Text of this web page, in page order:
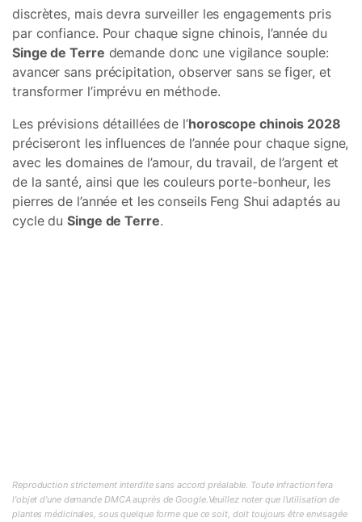
discrètes, mais devra surveiller les engagements pris
par confiance. Pour chaque signe chinois, l’année du
Singe de Terre demande donc une vigilance souple:
avancer sans précipitation, observer sans se figer, et
transformer l’imprévu en méthode.
Les prévisions détaillées de l’horoscope chinois 2028
préciseront les influences de l’année pour chaque signe,
avec les domaines de l’amour, du travail, de l’argent et
de la santé, ainsi que les couleurs porte-bonheur, les
pierres de l’année et les conseils Feng Shui adaptés au
cycle duSinge de Terre.
Reproduction strictement interdite sans accord préalable. Toute infraction fera
l'objet d'une demande DMCA auprès de Google.Veuillez noter que l'utilisation de
plantes médicinales, sous quelque forme que ce soit, doit toujours être envisagée